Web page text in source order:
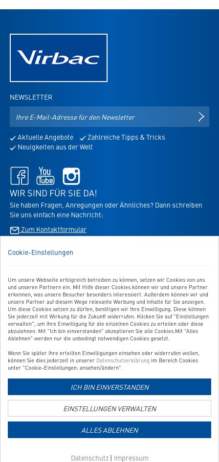
Cookie-Einstellungen
Um unsere Webseite erfolgreich betreiben zu können, setzen wir Cookies von uns
und unseren Partnern ein. Mit Hilfe dieser Cookies können wir und unsere Partner
erkennen, was unsere Besucher besonders interessiert. Außerdem können wir und
unsere Partner auf diesem Wege relevante Werbung und Inhalte für Sie anzeigen.
Um diese Cookies setzen zu dürfen, benötigen wir Ihre Einwilligung. Diese können
Sie jederzeit mit Wirkung für die Zukunft widerrufen. Klicken Sie auf "Einstellungen
verwalten", um Ihre Einwilligung für die einzelnen Cookies zu erteilen oder diese
abzulehnen. Mit "Ich bin einverstanden" akzeptieren Sie alle Cookies.Mit "Alles
Ablehnen" werden nur die unbedingt notwendigen Cookies gesetzt.
Wenn Sie später Ihre erteilten Einwilligungen einsehen oder widerrufen wollen,
können Sie dies jederzeit in unserer Datenschutzerklärung im Bereich Cookies
unter "Cookie-Einstellungen: ansehen/ändern".
ICH BIN EINVERSTANDEN
EINSTELLUNGEN VERWALTEN
ALLES ABLEHNEN
Datenschutz| Impressum
NEWSLETTER
Mail-
für
den
Aktuelle Angebote
Zahlreiche Tipps & Tricks
Neuigkeiten aus der Welt
Facebook
-
öffnet
neuem
Tab
Youtube
öffnet
neuem
Tab
öffnet
neuem
Tab
WIR SIND FÜR SIE DA!
Sie haben Fragen, Anregungen oder Ähnliches? Dann schreiben
Sie uns einfach eine Nachricht:
Zum Kontaktformular
BESTELLUNG WIDERRUFEN
UNSER SERVICE
UNSERE TOP-KATEGORIEN
GEPRÜFTE QUALITÄT
Link
zur
Zahlungsarten-
Link
zur
Versandkosten-
Informationsseite
Copyright © 2026 Shoplösung vonWebsale AG| Alle Preise verstehen sich
Impressum Datenschutz Barrierefreiheit